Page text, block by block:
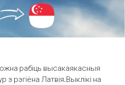
рабіць высакаякасныя
з рэгіёна Латвія.Выклікі на